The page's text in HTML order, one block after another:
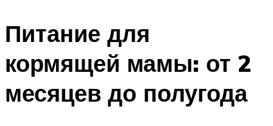
Питание для
кормящей мамы: от 2
месяцев до полугода